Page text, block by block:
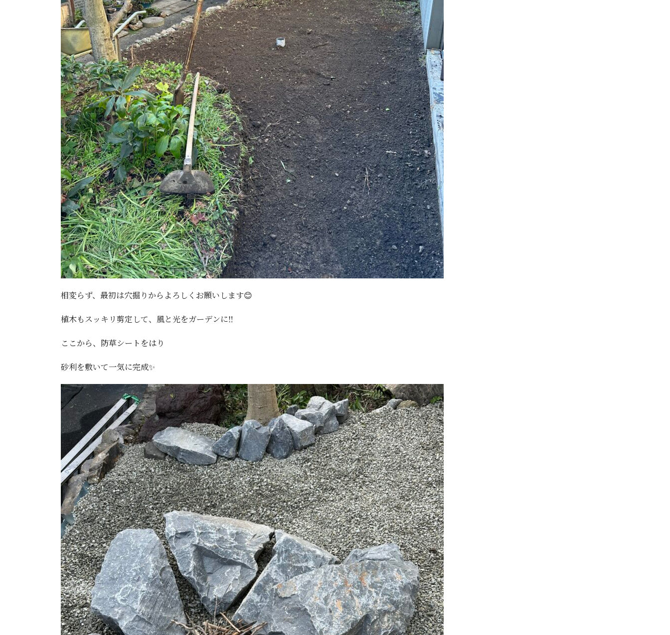
相変らず、最初は穴掘りからよろしくお願いします😊
植木もスッキリ剪定して、風と光をガーデンに‼️
ここから、防草シートをはり
砂利を敷いて一気に完成✨